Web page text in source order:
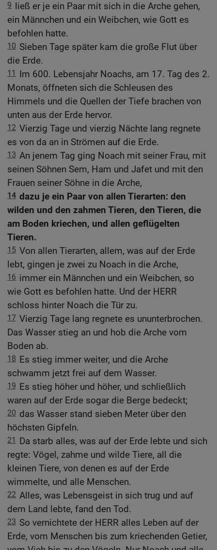
9 ließ er je ein Paar mit sich in die Arche gehen,
ein Männchen und ein Weibchen, wie Gott es
befohlen hatte.
10 Sieben Tage später kam die große Flut über
die Erde.
11
Im 600. Lebensjahr Noachs, am 17. Tag des 2.
Monats, öffneten sich die Schleusen des
Himmels und die Quellen der Tiefe brachen von
unten aus der Erde hervor.
12 Vierzig Tage und vierzig Nächte lang regnete
es von da an in Strömen auf die Erde.
13 An jenem Tag ging Noach mit seiner Frau, mit
seinen Söhnen Sem, Ham und Jafet und mit den
Frauen seiner Söhne in die Arche,
14 dazu je ein Paar von allen Tierarten: den
wilden und den zahmen Tieren, den Tieren, die
am Boden kriechen, und allen geflügelten
Tieren.
15 Von allen Tierarten, allem, was auf der Erde
lebt, gingen je zwei zu Noach in die Arche,
16 immer ein Männchen und ein Weibchen, so
wie Gott es befohlen hatte. Und der HERR
schloss hinter Noach die Tür zu.
17 Vierzig Tage lang regnete es ununterbrochen.
Das Wasser stieg an und hob die Arche vom
Boden ab.
18 Es stieg immer weiter, und die Arche
schwamm jetzt frei auf dem Wasser.
19 Es stieg höher und höher, und schließlich
waren auf der Erde sogar die Berge bedeckt;
20 das Wasser stand sieben Meter über den
höchsten Gipfeln.
21
Da starb alles, was auf der Erde lebte und sich
regte: Vögel, zahme und wilde Tiere, all die
kleinen Tiere, von denen es auf der Erde
wimmelte, und alle Menschen.
22 Alles, was Lebensgeist in sich trug und auf
dem Land lebte, fand den Tod.
23 So vernichtete der HERR alles Leben auf der
Erde, vom Menschen bis zum kriechenden Getier,